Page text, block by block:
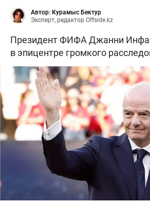
Автор: Курамыс Бектур
Эксперт, редактор Offside.kz
Президент ФИФА Джанни
в эпицентре громкого